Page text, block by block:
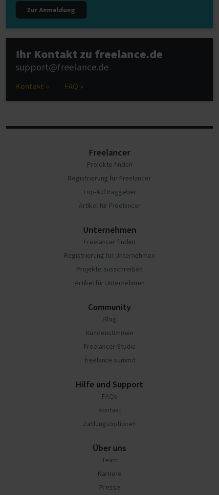
Zur Anmeldung
Ihr Kontakt zu freelance.de
support@freelance.de
Kontakt » FAQ »
Freelancer
Projekte finden
Registrierung für Freelancer
Top-Auftraggeber
Artikel für Freelancer
Unternehmen
Freelancer finden
Registrierung für Unternehmen
Projekte ausschreiben
Artikel für Unternehmen
Community
Blog
Kundenstimmen
Freelancer Studie
freelance summit
Hilfe und Support
FAQs
Kontakt
Zahlungsoptionen
Über uns
Team
Karriere
Presse